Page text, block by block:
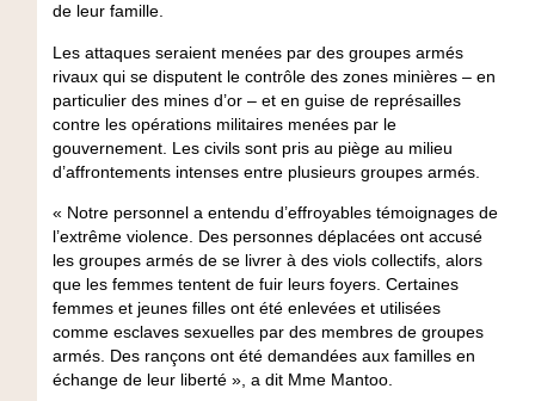
de leur famille.
Les attaques seraient menées par des groupes armés
rivaux qui se disputent le contrôle des zones minières – en
particulier des mines d’or – et en guise de représailles
contre les opérations militaires menées par le
gouvernement. Les civils sont pris au piège au milieu
d’affrontements intenses entre plusieurs groupes armés.
« Notre personnel a entendu d’effroyables témoignages de
l’extrême violence. Des personnes déplacées ont accusé
les groupes armés de se livrer à des viols collectifs, alors
que les femmes tentent de fuir leurs foyers. Certaines
femmes et jeunes filles ont été enlevées et utilisées
comme esclaves sexuelles par des membres de groupes
armés. Des rançons ont été demandées aux familles en
échange de leur liberté », a dit Mme Mantoo.